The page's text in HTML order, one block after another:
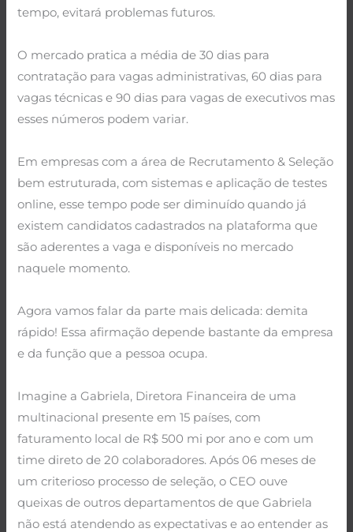
tempo, evitará problemas futuros.
O mercado pratica a média de 30 dias para
contratação para vagas administrativas, 60 dias para
vagas técnicas e 90 dias para vagas de executivos mas
esses números podem variar.
Em empresas com a área de Recrutamento & Seleção
bem estruturada, com sistemas e aplicação de testes
online, esse tempo pode ser diminuído quando já
existem candidatos cadastrados na plataforma que
são aderentes a vaga e disponíveis no mercado
naquele momento.
Agora vamos falar da parte mais delicada: demita
rápido! Essa afirmação depende bastante da empresa
e da função que a pessoa ocupa.
Imagine a Gabriela, Diretora Financeira de uma
multinacional presente em 15 países, com
faturamento local de R$ 500 mi por ano e com um
time direto de 20 colaboradores. Após 06 meses de
um criterioso processo de seleção, o CEO ouve
queixas de outros departamentos de que Gabriela
não está atendendo as expectativas e ao entender as